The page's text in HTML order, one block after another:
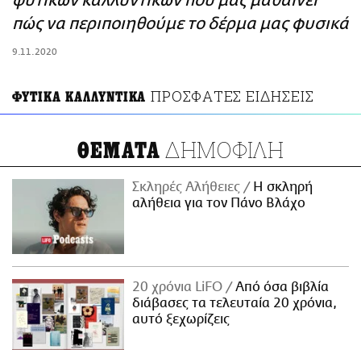
ΑΜΠΑ
πώς να περιποιηθούμε το δέρμα μας φυσικά
9.11.2020
ΦΥΤΙΚΑ ΚΑΛΛΥΝΤΙΚΑ ΠΡΟΣΦΑΤΕΣ ΕΙΔΗΣΕΙΣ
ΘΕΜΑΤΑ ΔΗΜΟΦΙΛΗ
Σκληρές Αλήθειες
H σκληρή
αλήθεια για τον Πάνο Βλάχο
20 χρόνια LiFO
Από όσα βιβλία
διάβασες τα τελευταία 20 χρόνια,
αυτό ξεχωρίζεις